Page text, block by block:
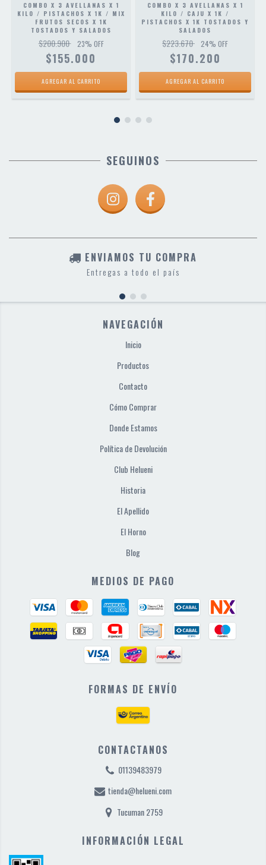
COMBO X 3 AVELLANAS X 1
KILO / PISTACHOS X 1K / MIX
FRUTOS SECOS X 1K
TOSTADOS Y SALADOS
$200.900 23% OFF
$155.000
COMBO X 3 AVELLANAS X 1
KILO / CAJU X 1K /
PISTACHOS X 1K TOSTADOS Y
SALADOS
$223.670 24% OFF
$170.200
SEGUINOS
ENVIAMOS TU COMPRA
Entregas a todo el país
NAVEGACIÓN
Inicio
Productos
Contacto
Cómo Comprar
Donde Estamos
Política de Devolución
Club Helueni
Historia
El Apellido
El Horno
Blog
MEDIOS DE PAGO
FORMAS DE ENVÍO
CONTACTANOS
01139483979
tienda@helueni.com
Tucuman 2759
INFORMACIÓN LEGAL